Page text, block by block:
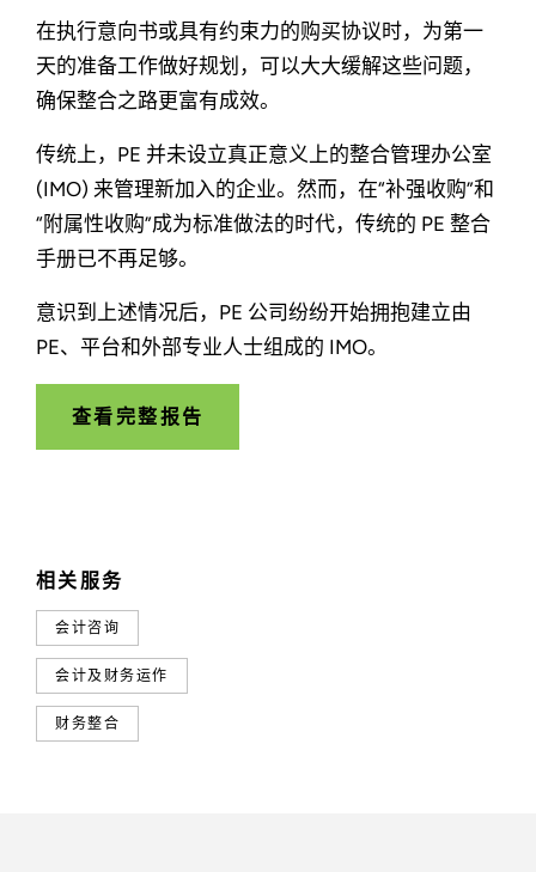
相关服务
会计咨询
会计及财务运作
财务整合
在执行意向书或具有约束力的购买协议时，为第一
天的准备工作做好规划，可以大大缓解这些问题，
确保整合之路更富有成效。
传统上，PE 并未设立真正意义上的整合管理办公室
(IMO) 来管理新加入的企业。然而，在“补强收购”和
“附属性收购”成为标准做法的时代，传统的 PE 整合
手册已不再足够。
意识到上述情况后，PE 公司纷纷开始拥抱建立由
PE、平台和外部专业人士组成的 IMO。
查看完整报告